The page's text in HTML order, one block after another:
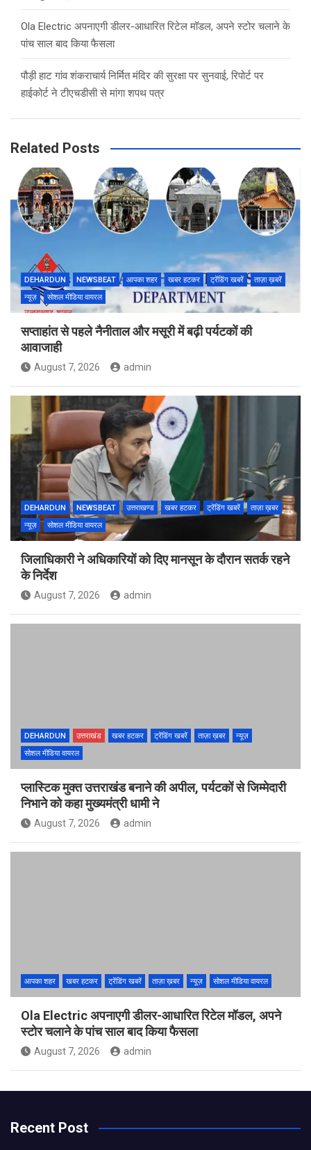
Ola Electric अपनाएगी डीलर-आधारित रिटेल मॉडल, अपने स्टोर चलाने के
पांच साल बाद किया फैसला
पौड़ी हाट गांव शंकराचार्य निर्मित मंदिर की सुरक्षा पर सुनवाई, रिपोर्ट पर
हाईकोर्ट ने टीएचडीसी से मांगा शपथ पत्र
Related Posts
DEHARDUN NEWSBEAT आपका शहर खबर हटकर ट्रेंडिंग खबरें
ताज़ा ख़बरें
न्यूज़
सोशल मीडिया वायरल
सप्ताहांत से पहले नैनीताल और मसूरी में बढ़ी पर्यटकों की
आवाजाही
August 7, 2026 admin
DEHARDUN NEWSBEAT उत्तराखण्ड खबर हटकर ट्रेंडिंग खबरें
ताज़ा ख़बर
न्यूज़
सोशल मीडिया वायरल
जिलाधिकारी ने अधिकारियों को दिए मानसून के दौरान सतर्क रहने
के निर्देश
August 7, 2026 admin
DEHARDUN उत्तराखंड खबर हटकर ट्रेंडिंग खबरें ताज़ा ख़बर
न्यूज़
सोशल मीडिया वायरल
प्लास्टिक मुक्त उत्तराखंड बनाने की अपील, पर्यटकों से जिम्मेदारी
निभाने को कहा मुख्यमंत्री धामी ने
August 7, 2026 admin
आपका शहर खबर हटकर ट्रेंडिंग खबरें ताज़ा ख़बर न्यूज़ सोशल मीडिया वायरल
Ola Electric अपनाएगी डीलर-आधारित रिटेल मॉडल, अपने
स्टोर चलाने के पांच साल बाद किया फैसला
August 7, 2026 admin
Recent Post